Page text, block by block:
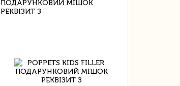
ПОДАРУНКОВИЙ МІШОК
РЕКВІЗИТ З